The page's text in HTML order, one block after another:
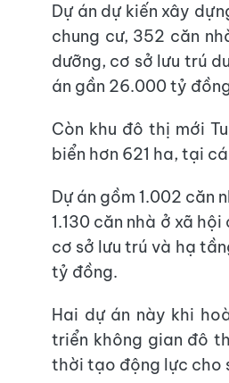
Dự án dự kiến xây
chung cư, 352 căn
dưỡng, cơ sở lưu trú
án gần 26.000 tỷ
Còn khu đô thị mới
biển hơn 621 ha, tại
Dự án gồm 1.002 căn
1.130 căn nhà ở xã
cơ sở lưu trú và hạ
tỷ đồng.
Hai dự án này khi
triển không gian đô
thời tạo động lực cho